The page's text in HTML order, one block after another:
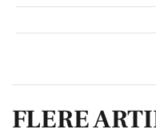
FLERE